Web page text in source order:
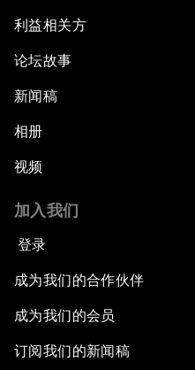
利益相关方
论坛故事
新闻稿
相册
视频
加入我们
登录
成为我们的合作伙伴
成为我们的会员
订阅我们的新闻稿